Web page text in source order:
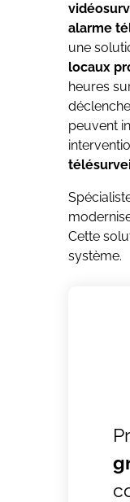
alarme
une
locaux
heures
peuvent
Cette
système.